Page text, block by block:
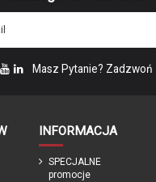
Masz Pytanie?
INFORMACJA
SPECJALNE
promocje